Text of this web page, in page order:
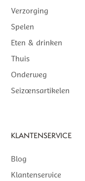
Verzorging
Spelen
Eten & drinken
Thuis
Onderweg
Seizoensartikelen
KLANTENSERVICE
Blog
Klantenservice